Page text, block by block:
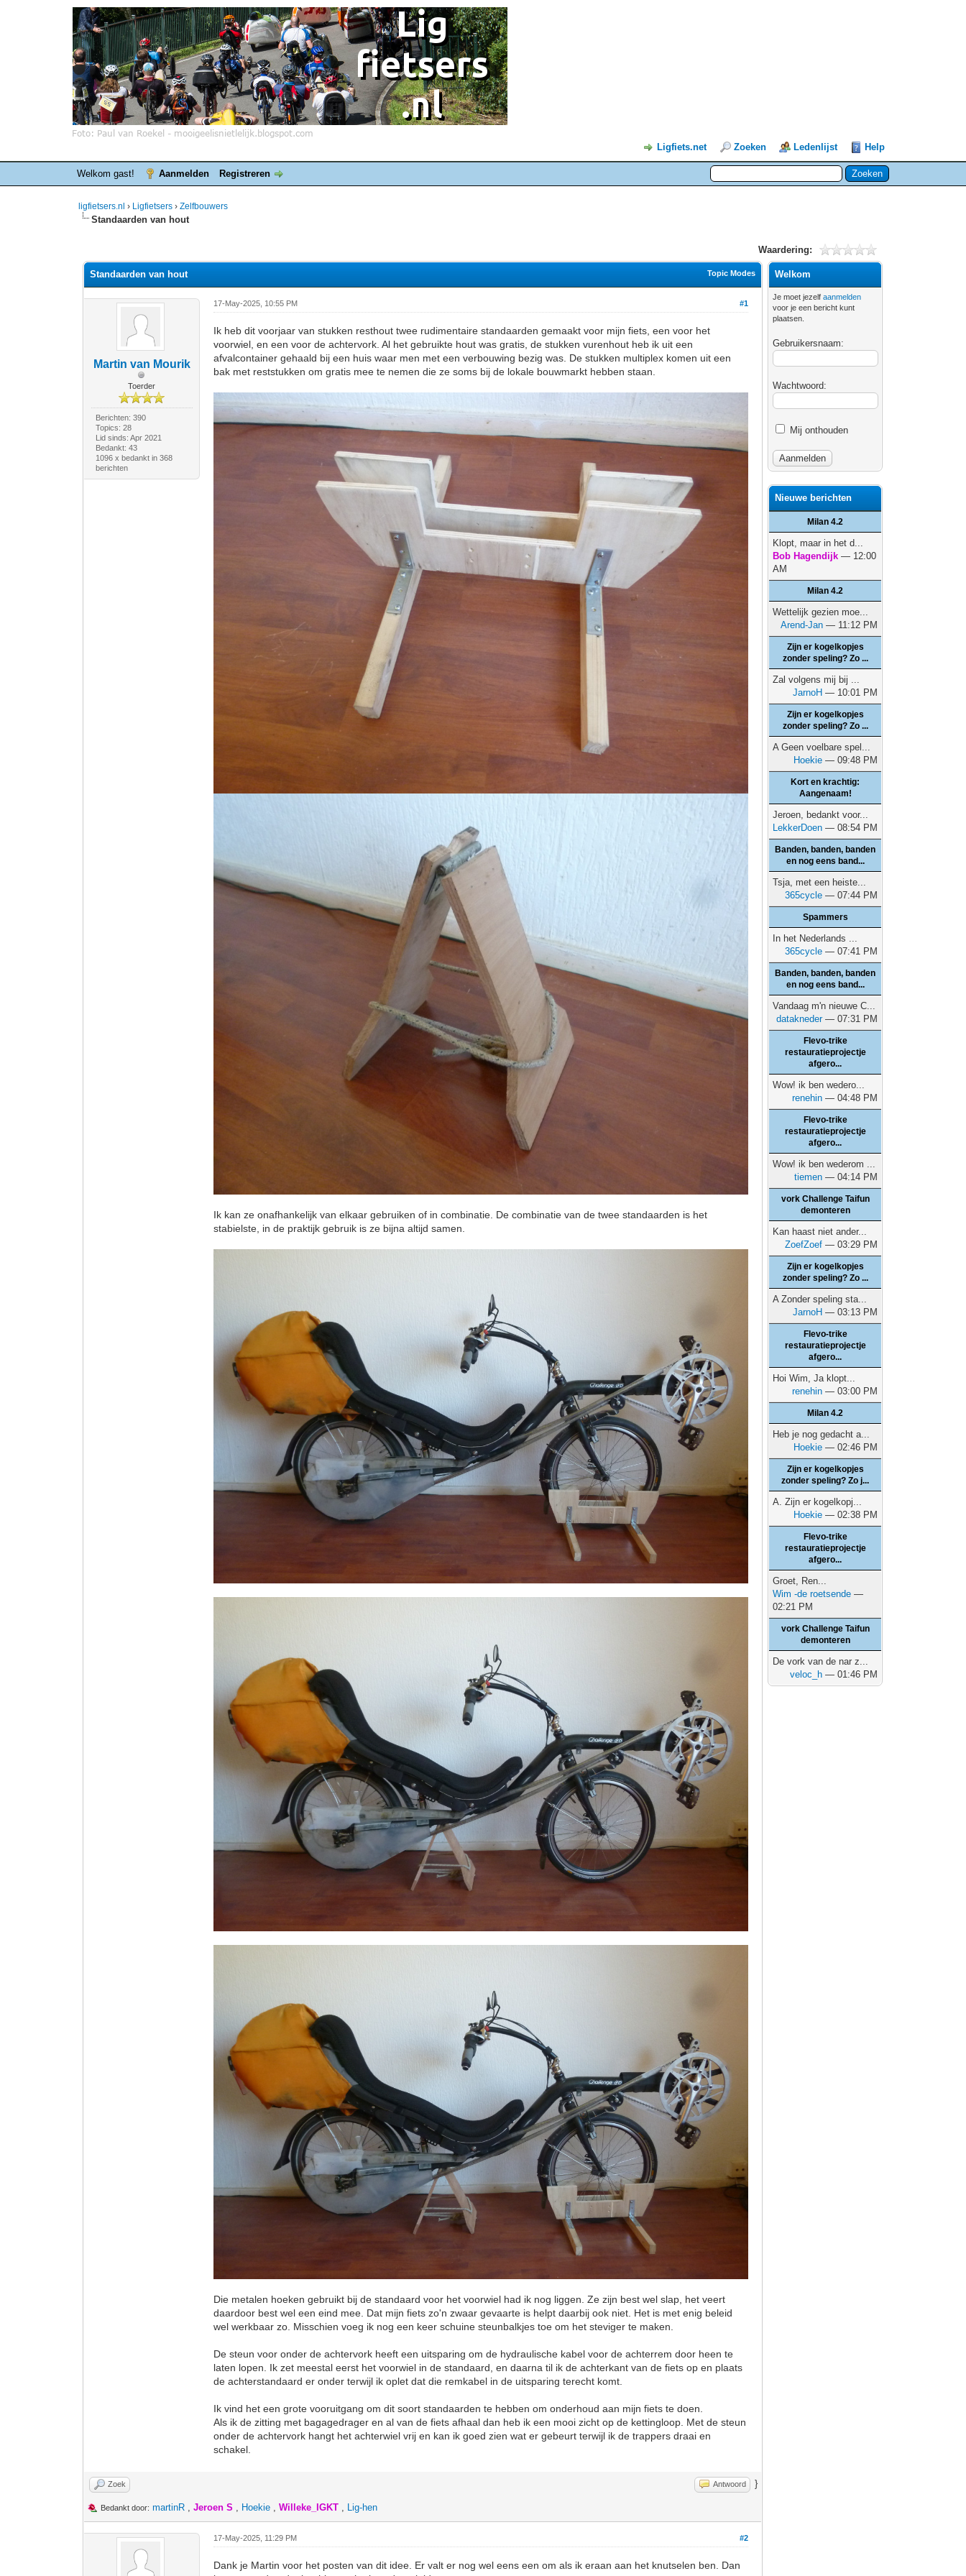
Ligfiets.net Zoeken Ledenlijst Help
Welkom gast! Aanmelden Registreren
ligfietsers.nl › Ligfietsers ›Zelfbouwers
Standaarden van hout
Waardering:
Topic Modes
Standaarden van hout
Martin van Mourik
Toerder
Berichten: 390
Topics: 28
Lid sinds: Apr 2021
Bedankt: 43
1096 x bedankt in 368
berichten
#1
17-May-2025, 10:55 PM
Ik heb dit voorjaar van stukken resthout twee rudimentaire standaarden gemaakt voor mijn fiets, een voor het
voorwiel, en een voor de achtervork. Al het gebruikte hout was gratis, de stukken vurenhout heb ik uit een
afvalcontainer gehaald bij een huis waar men met een verbouwing bezig was. De stukken multiplex komen uit een
bak met reststukken om gratis mee te nemen die ze soms bij de lokale bouwmarkt hebben staan.
Ik kan ze onafhankelijk van elkaar gebruiken of in combinatie. De combinatie van de twee standaarden is het
stabielste, in de praktijk gebruik is ze bijna altijd samen.
Die metalen hoeken gebruikt bij de standaard voor het voorwiel had ik nog liggen. Ze zijn best wel slap, het veert
daardoor best wel een eind mee. Dat mijn fiets zo'n zwaar gevaarte is helpt daarbij ook niet. Het is met enig beleid
wel werkbaar zo. Misschien voeg ik nog een keer schuine steunbalkjes toe om het steviger te maken.
De steun voor onder de achtervork heeft een uitsparing om de hydraulische kabel voor de achterrem door heen te
laten lopen. Ik zet meestal eerst het voorwiel in de standaard, en daarna til ik de achterkant van de fiets op en plaats
de achterstandaard er onder terwijl ik oplet dat die remkabel in de uitsparing terecht komt.
Ik vind het een grote vooruitgang om dit soort standaarden te hebben om onderhoud aan mijn fiets te doen.
Als ik de zitting met bagagedrager en al van de fiets afhaal dan heb ik een mooi zicht op de kettingloop. Met de steun
onder de achtervork hangt het achterwiel vrij en kan ik goed zien wat er gebeurt terwijl ik de trappers draai en
schakel.
Zoek Antwoord }
Bedankt door: martinR ,Jeroen S , Hoekie ,Willeke_IGKT , Lig-hen
#2
17-May-2025, 11:29 PM
Dank je Martin voor het posten van dit idee. Er valt er nog wel eens een om als ik eraan aan het knutselen ben. Dan
Welkom
Je moet jezelfaanmelden
voor je een bericht kunt
plaatsen.
Gebruikersnaam:
Wachtwoord:
Mij onthouden
Nieuwe berichten
Milan 4.2
Klopt, maar in het d...
Bob Hagendijk — 12:00
AM
Milan 4.2
Wettelijk gezien moe...
Arend-Jan — 11:12 PM
Zijn er kogelkopjes
zonder speling? Zo ...
Zal volgens mij bij ...
JarnoH — 10:01 PM
Zijn er kogelkopjes
zonder speling? Zo ...
A Geen voelbare spel...
Hoekie — 09:48 PM
Kort en krachtig:
Aangenaam!
Jeroen, bedankt voor...
LekkerDoen — 08:54 PM
Banden, banden, banden
en nog eens band...
Tsja, met een heiste...
365cycle — 07:44 PM
Spammers
In het Nederlands ...
365cycle — 07:41 PM
Banden, banden, banden
en nog eens band...
Vandaag m'n nieuwe C...
datakneder— 07:31 PM
Flevo-trike
restauratieprojectje
afgero...
Wow! ik ben wedero...
renehin — 04:48 PM
Flevo-trike
restauratieprojectje
afgero...
Wow! ik ben wederom ...
tiemen — 04:14 PM
vork Challenge Taifun
demonteren
Kan haast niet ander...
ZoefZoef — 03:29 PM
Zijn er kogelkopjes
zonder speling? Zo ...
A Zonder speling sta...
JarnoH — 03:13 PM
Flevo-trike
restauratieprojectje
afgero...
Hoi Wim, Ja klopt...
renehin — 03:00 PM
Milan 4.2
Heb je nog gedacht a...
Hoekie — 02:46 PM
Zijn er kogelkopjes
zonder speling? Zo j...
A. Zijn er kogelkopj...
Hoekie — 02:38 PM
Flevo-trike
restauratieprojectje
afgero...
Groet, Ren...
Wim -de roetsende —
02:21 PM
vork Challenge Taifun
demonteren
De vork van de nar z...
veloc_h — 01:46 PM